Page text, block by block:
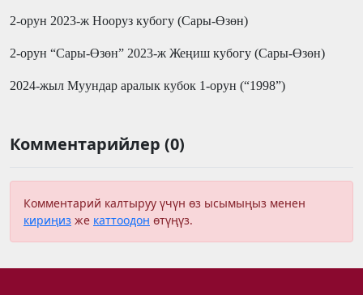
2-орун 2023-ж Нооруз кубогу (Сары-Өзөн)
2-орун “Сары-Өзөн” 2023-ж Жеңиш кубогу (Сары-Өзөн)
2024-жыл Муундар аралык кубок 1-орун (“1998”)
Комментарийлер (0)
Комментарий калтыруу үчүн өз ысымыңыз менен
кириңиз же каттоодон өтүңүз.